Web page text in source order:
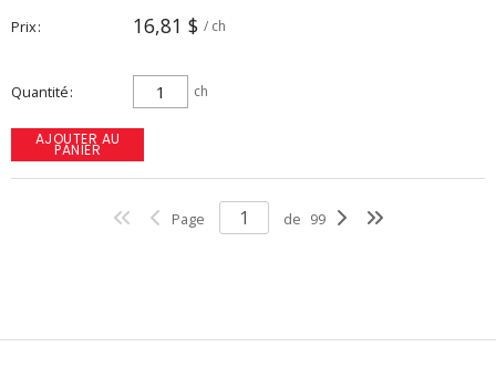
Prix 16,81 $ / ch
Quantité ch
AJOUTER AU
PANIER
Page de 99